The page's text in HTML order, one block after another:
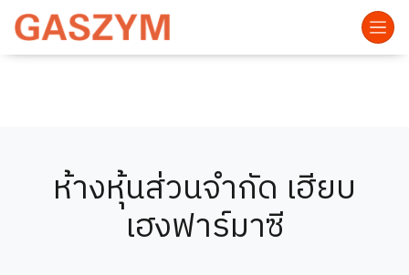
ห้างหุ้นส่วนจำกัด เฮียบ
เฮงฟาร์มาซี